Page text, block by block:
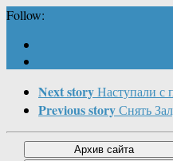
Follow:
Next storyНаступали с
Previous storyСнять